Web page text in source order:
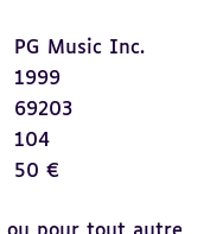
PG Music Inc.
1999
69203
104
50 €